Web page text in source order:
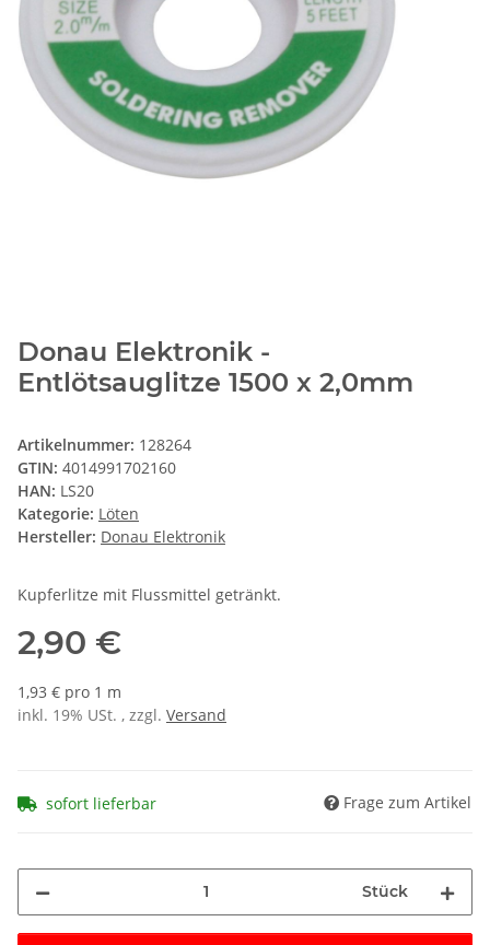
Donau Elektronik -
Entlötsauglitze 1500 x 2,0mm
Artikelnummer: 128264
GTIN: 4014991702160
HAN: LS20
Kategorie: Löten
Hersteller: Donau Elektronik
Kupferlitze mit Flussmittel getränkt.
2,90 €
1,93 € pro 1 m
inkl. 19% USt. , zzgl. Versand
sofort lieferbar Frage zum Artikel
Stück